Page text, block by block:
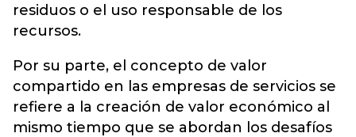
residuos o el uso responsable de los
recursos.
Por su parte, el concepto de valor
compartido en las empresas de servicios se
refiere a la creación de valor económico al
mismo tiempo que se abordan los desafíos